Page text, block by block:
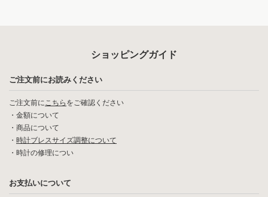
ショッピングガイド
ご注文前にお読みください
ご注文前にこちら をご確認ください
・ 金額について
・ 商品について
・ 時計ブレスサイズ調整について
・ 時計の修理につい
お支払いについて